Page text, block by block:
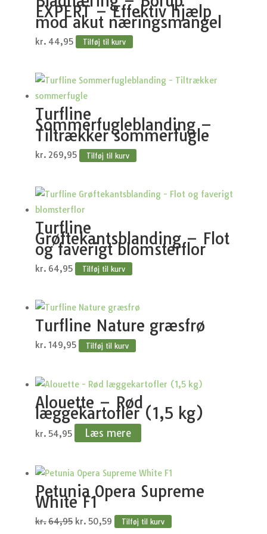
EXPERT – Effektiv hjælp
mod akut næringsmangel
kr. 44,95 Tilføj til kurv
Turfline
Sommerfugleblanding –
Tiltrækker sommerfugle
kr. 269,95 Tilføj til kurv
Turfline
Grøftekantsblanding – Flot
og faverigt blomsterflor
kr. 64,95 Tilføj til kurv
Turfline Nature græsfrø
kr. 149,95 Tilføj til kurv
Alouette – Rød
læggekartofler (1,5 kg)
kr. 54,95 Læs mere
Petunia Opera Supreme
White F1
kr.64,95 Den
kr. 50,59DenTilføj til kurv